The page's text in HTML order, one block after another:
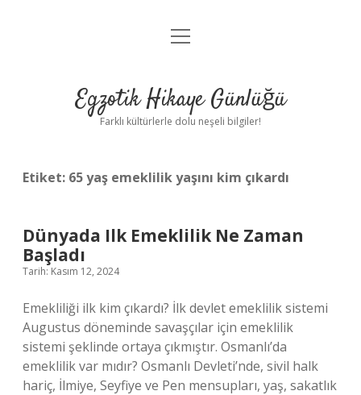
Anasayfa
Yasal Uyarı
menüyü
Egzotik Hikaye Günlüğü
Farklı kültürlerle dolu neşeli bilgiler!
Etiket: 65 yaş emeklilik yaşını kim çıkardı
Dünyada Ilk Emeklilik Ne Zaman
Başladı
Tarih: Kasım 12, 2024
Emekliliği ilk kim çıkardı? İlk devlet emeklilik sistemi
Augustus döneminde savaşçılar için emeklilik
sistemi şeklinde ortaya çıkmıştır. Osmanlı’da
emeklilik var mıdır? Osmanlı Devleti’nde, sivil halk
hariç, İlmiye, Seyfiye ve Pen mensupları, yaş, sakatlık